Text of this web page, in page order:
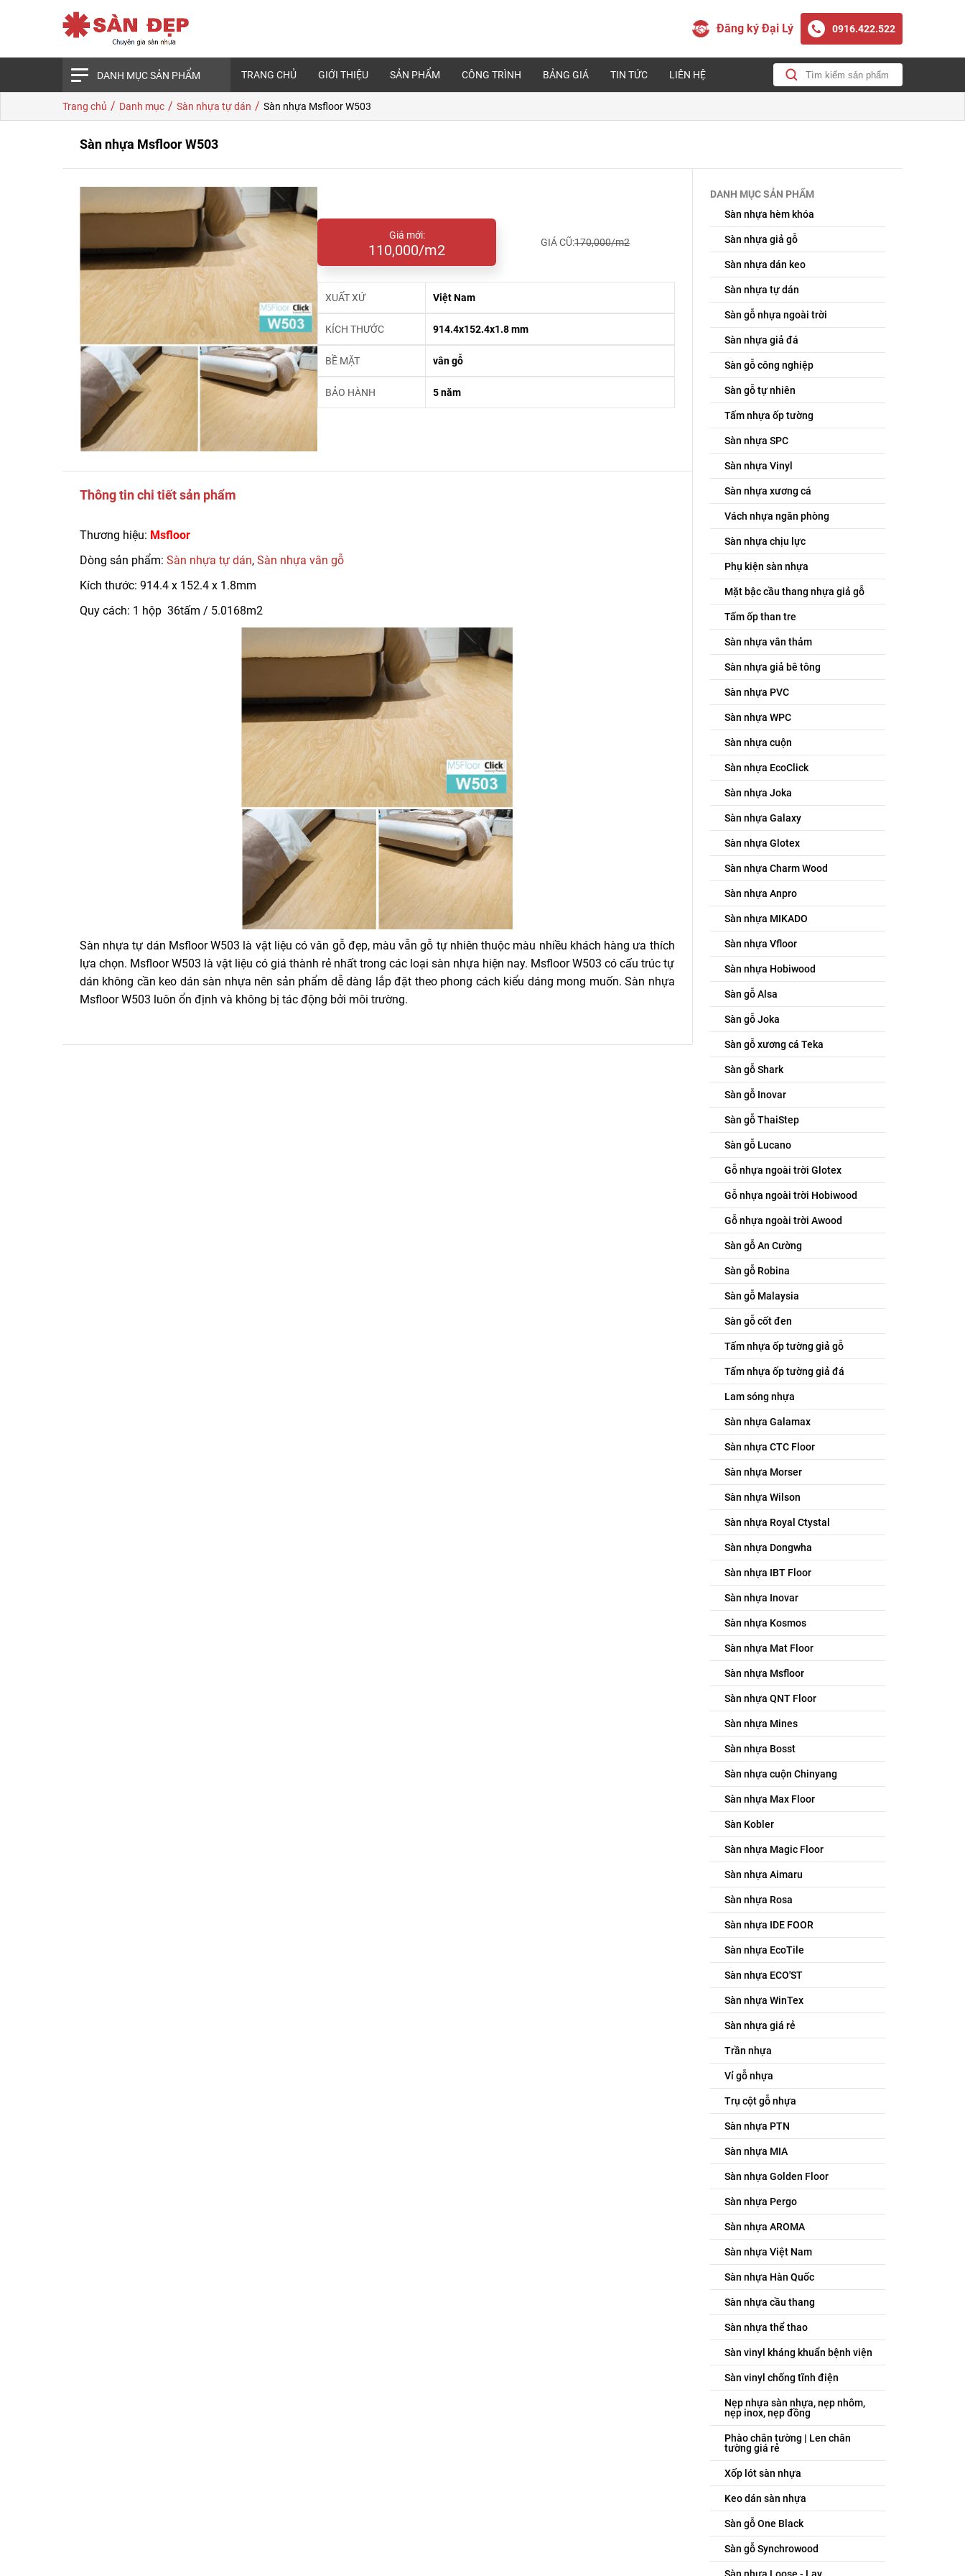
Đăng ký Đại Lý 0916.422.522
DANH MỤC SẢN PHẨM TRANG CHỦ GIỚI THIỆU SẢN PHẨM CÔNG TRÌNH BẢNG GIÁ TIN TỨC LIÊN HỆ
Trang chủ / Danh mục / Sàn nhựa tự dán / Sàn nhựa Msfloor W503
Sàn nhựa Msfloor W503
Giá mới:
110,000/m2 GIÁ CŨ:170,000/m2
XUẤT XỨ Việt Nam
KÍCH THƯỚC 914.4x152.4x1.8 mm
BỀ MẶT vân gỗ
BẢO HÀNH 5 năm
Thông tin chi tiết sản phẩm
Thương hiệu: Msfloor
Dòng sản phẩm: Sàn nhựa tự dán, Sàn nhựa vân gỗ
Kích thước: 914.4 x 152.4 x 1.8mm
Quy cách: 1 hộp 36tấm / 5.0168m2
Sàn nhựa tự dán Msfloor W503 là vật liệu có vân gỗ đẹp, màu vẫn gỗ tự nhiên thuộc màu nhiều khách hàng ưa thích
lựa chọn. Msfloor W503 là vật liệu có giá thành rẻ nhất trong các loại sàn nhựa hiện nay. Msfloor W503 có cấu trúc tự
dán không cần keo dán sàn nhựa nên sản phẩm dễ dàng lắp đặt theo phong cách kiểu dáng mong muốn. Sàn nhựa
Msfloor W503 luôn ổn định và không bị tác động bởi môi trường.
DANH MỤC SẢN PHẨM
Sàn nhựa hèm khóa
Sàn nhựa giả gỗ
Sàn nhựa dán keo
Sàn nhựa tự dán
Sàn gỗ nhựa ngoài trời
Sàn nhựa giả đá
Sàn gỗ công nghiệp
Sàn gỗ tự nhiên
Tấm nhựa ốp tường
Sàn nhựa SPC
Sàn nhựa Vinyl
Sàn nhựa xương cá
Vách nhựa ngăn phòng
Sàn nhựa chịu lực
Phụ kiện sàn nhựa
Mặt bậc cầu thang nhựa giả gỗ
Tấm ốp than tre
Sàn nhựa vân thảm
Sàn nhựa giả bê tông
Sàn nhựa PVC
Sàn nhựa WPC
Sàn nhựa cuộn
Sàn nhựa EcoClick
Sàn nhựa Joka
Sàn nhựa Galaxy
Sàn nhựa Glotex
Sàn nhựa Charm Wood
Sàn nhựa Anpro
Sàn nhựa MIKADO
Sàn nhựa Vfloor
Sàn nhựa Hobiwood
Sàn gỗ Alsa
Sàn gỗ Joka
Sàn gỗ xương cá Teka
Sàn gỗ Shark
Sàn gỗ Inovar
Sàn gỗ ThaiStep
Sàn gỗ Lucano
Gỗ nhựa ngoài trời Glotex
Gỗ nhựa ngoài trời Hobiwood
Gỗ nhựa ngoài trời Awood
Sàn gỗ An Cường
Sàn gỗ Robina
Sàn gỗ Malaysia
Sàn gỗ cốt đen
Tấm nhựa ốp tường giả gỗ
Tấm nhựa ốp tường giả đá
Lam sóng nhựa
Sàn nhựa Galamax
Sàn nhựa CTC Floor
Sàn nhựa Morser
Sàn nhựa Wilson
Sàn nhựa Royal Ctystal
Sàn nhựa Dongwha
Sàn nhựa IBT Floor
Sàn nhựa Inovar
Sàn nhựa Kosmos
Sàn nhựa Mat Floor
Sàn nhựa Msfloor
Sàn nhựa QNT Floor
Sàn nhựa Mines
Sàn nhựa Bosst
Sàn nhựa cuộn Chinyang
Sàn nhựa Max Floor
Sàn Kobler
Sàn nhựa Magic Floor
Sàn nhựa Aimaru
Sàn nhựa Rosa
Sàn nhựa IDE FOOR
Sàn nhựa EcoTile
Sàn nhựa ECO'ST
Sàn nhựa WinTex
Sàn nhựa giá rẻ
Trần nhựa
Vỉ gỗ nhựa
Trụ cột gỗ nhựa
Sàn nhựa PTN
Sàn nhựa MIA
Sàn nhựa Golden Floor
Sàn nhựa Pergo
Sàn nhựa AROMA
Sàn nhựa Việt Nam
Sàn nhựa Hàn Quốc
Sàn nhựa cầu thang
Sàn nhựa thể thao
Sàn vinyl kháng khuẩn bệnh viện
Sàn vinyl chống tĩnh điện
Nẹp nhựa sàn nhựa, nẹp nhôm,
nẹp inox, nẹp đồng
Phào chân tường | Len chân
tường giá rẻ
Xốp lót sàn nhựa
Keo dán sàn nhựa
Sàn gỗ One Black
Sàn gỗ Synchrowood